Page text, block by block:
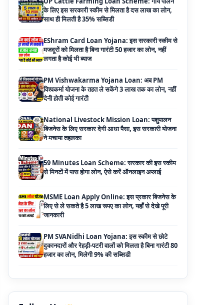
EShram Card Loan Yojana: इस सरकारी स्कीम से
मजदूरों को मिलता है बिना गारंटी 50 हजार का लोन, नहीं
लगता है कोई भी ब्याज
PM Vishwakarma Yojana Loan: अब PM
विश्वकर्मा योजना के तहत ले सकेंगे 3 लाख तक का लोन, नहीं
देनी होती कोई गारंटी
National Livestock Mission Loan: पशुपालन
बिजनेस के लिए सरकार देगी आधा पैसा, इस सरकारी योजना
ने मचाया तहलका
59 Minutes Loan Scheme: सरकार की इस स्कीम
से मिनटों में पास होगा लोन, ऐसे करें ऑनलाइन अप्लाई
MSME Loan Apply Online: इस प्रकार बिजनेस के
लिए से ले सकते है 5 लाख रूपए का लोन, यहाँ से देखे पूरी
PM SVANidhi Loan Yojana: इस स्कीम से छोटे
दुकानदारों और रेहड़ी-पटरी वालों को मिलता है बिना गारंटी 80
हजार का लोन, मिलेगी 9% की सब्सिडी
Haryana Self Help Group Loan 2026: स्वयं
सहायता समूह महिलाओं को मिल रहा है ₹10 लाख तक का
लोन, ऐसे करें आवेदन
Bakri Palan Loan Online Apply: अब बकरी